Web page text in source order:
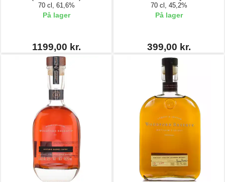
70 cl, 61,6%
På lager
1199,00 kr.
70 cl, 45,2%
På lager
399,00 kr.